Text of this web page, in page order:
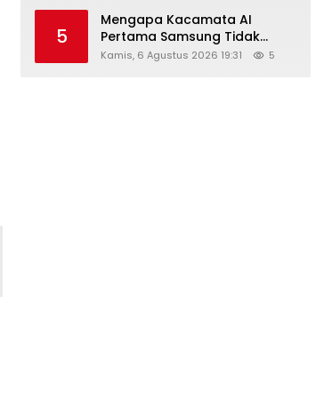
5
Mengapa Kacamata AI
Pertama Samsung Tidak
Dibekali Layar?
Kamis, 6 Agustus 2026 19:31 5